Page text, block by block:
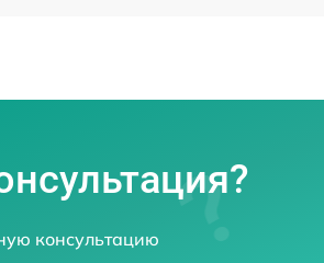
консультацию